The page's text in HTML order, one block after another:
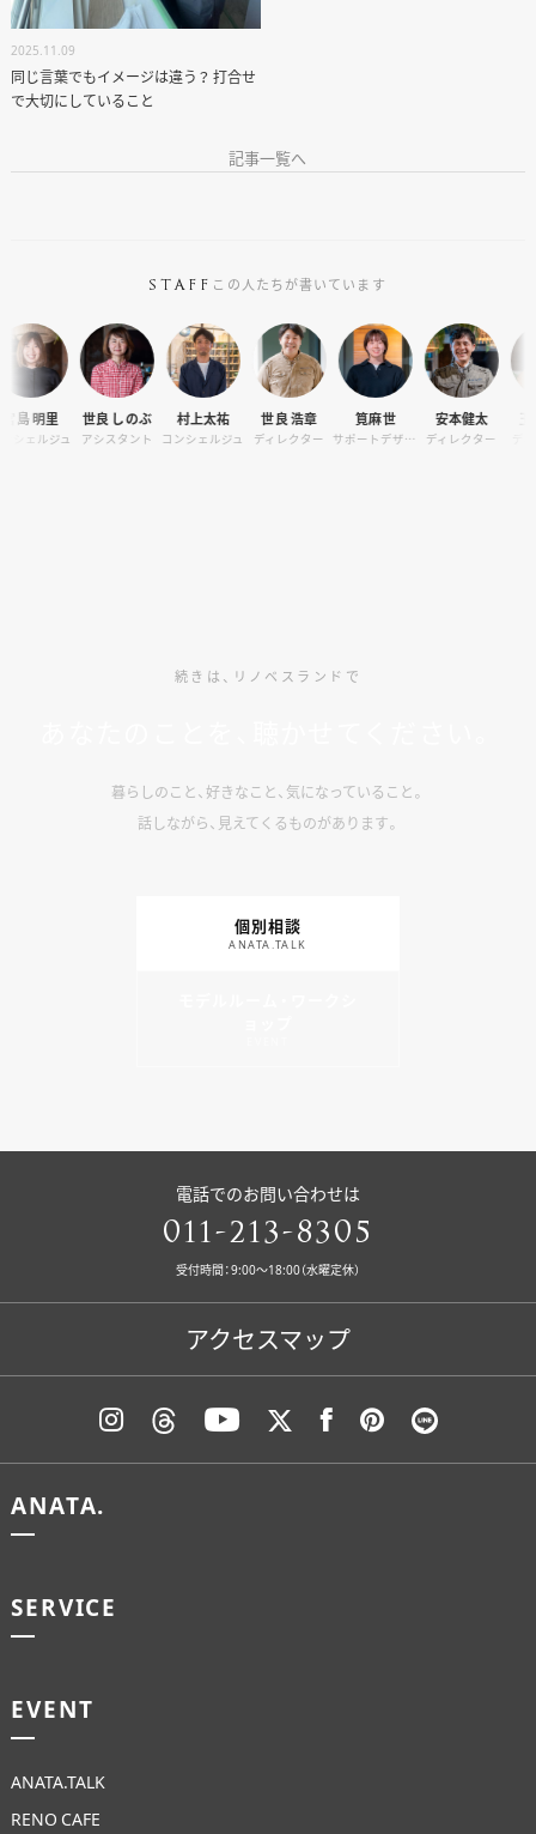
2025.11.09
同じ言葉でもイメージは違う？ 打合せ
で大切にしていること
記事一覧へ
STAFF この人たちが書いています
世良 しのぶ
アシスタント
村上太祐
コンシェルジュ
世良 浩章
ディレクター
筧麻世
サポートデザイナー
安本健太
ディレクター
玉木 雄太
ディレクター
続きは、リノベスランドで
暮らしのこと、好きなこと、気になっていること。
話しながら、見えてくるものがあります。
個別相談
ANATA.TALK
電話でのお問い合わせは
011-213-8305
受付時間：9:00〜18:00（水曜定休）
アクセスマップ
ANATA.
SERVICE
EVENT
ANATA.TALK
RENO CAFE